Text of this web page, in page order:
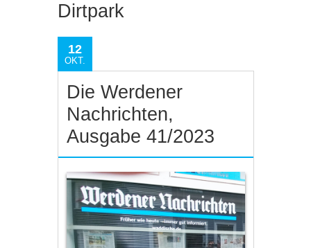
Dirtpark
12
OKT.
Die Werdener
Nachrichten,
Ausgabe 41/2023